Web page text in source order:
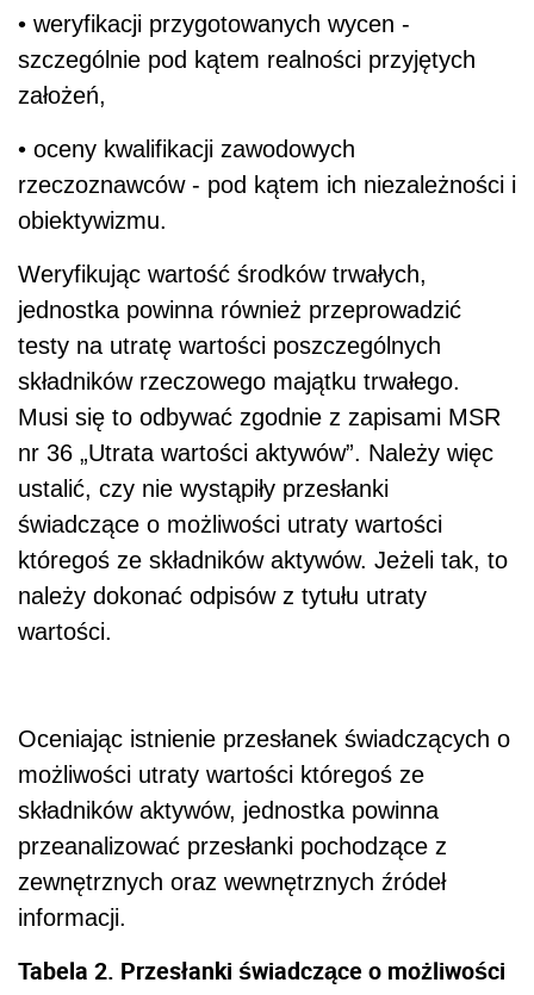
• weryfikacji przygotowanych wycen -
szczególnie pod kątem realności przyjętych
założeń,
• oceny kwalifikacji zawodowych
rzeczoznawców - pod kątem ich niezależności i
obiektywizmu.
Weryfikując wartość środków trwałych,
jednostka powinna również przeprowadzić
testy na utratę wartości poszczególnych
składników rzeczowego majątku trwałego.
Musi się to odbywać zgodnie z zapisami MSR
nr 36 „Utrata wartości aktywów”. Należy więc
ustalić, czy nie wystąpiły przesłanki
świadczące o możliwości utraty wartości
któregoś ze składników aktywów. Jeżeli tak, to
należy dokonać odpisów z tytułu utraty
wartości.
Oceniając istnienie przesłanek świadczących o
możliwości utraty wartości któregoś ze
składników aktywów, jednostka powinna
przeanalizować przesłanki pochodzące z
zewnętrznych oraz wewnętrznych źródeł
informacji.
Tabela 2. Przesłanki świadczące o możliwości